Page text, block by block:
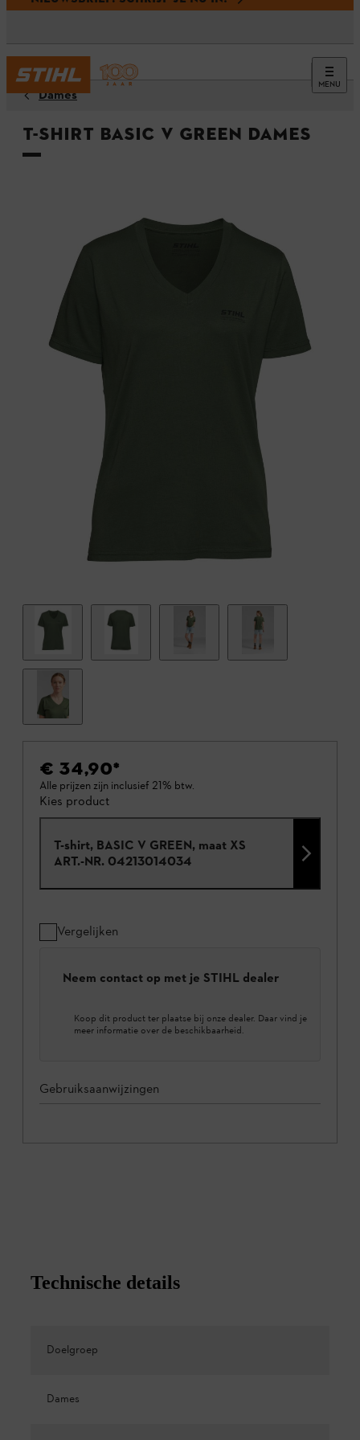
MENU
Dames
T-shirt BASIC V GREEN Dames
€ 34,90*
Alle prijzen zijn inclusief 21% btw.
Kies product
T-shirt, BASIC V GREEN, maat XS
ART.-NR. 04213014034
Vergelijken
Neem contact op met je STIHL dealer
Koop dit product ter plaatse bij onze dealer. Daar vind je
meer informatie over de beschikbaarheid.
Gebruiksaanwijzingen
Technische details
Doelgroep
Dames